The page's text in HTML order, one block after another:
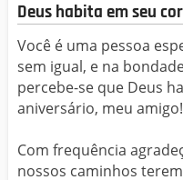
Deus habita em seu
Você é uma pessoa
sem igual, e na
percebe-se que Deus
aniversário, meu amigo!
Com frequência
nossos caminhos